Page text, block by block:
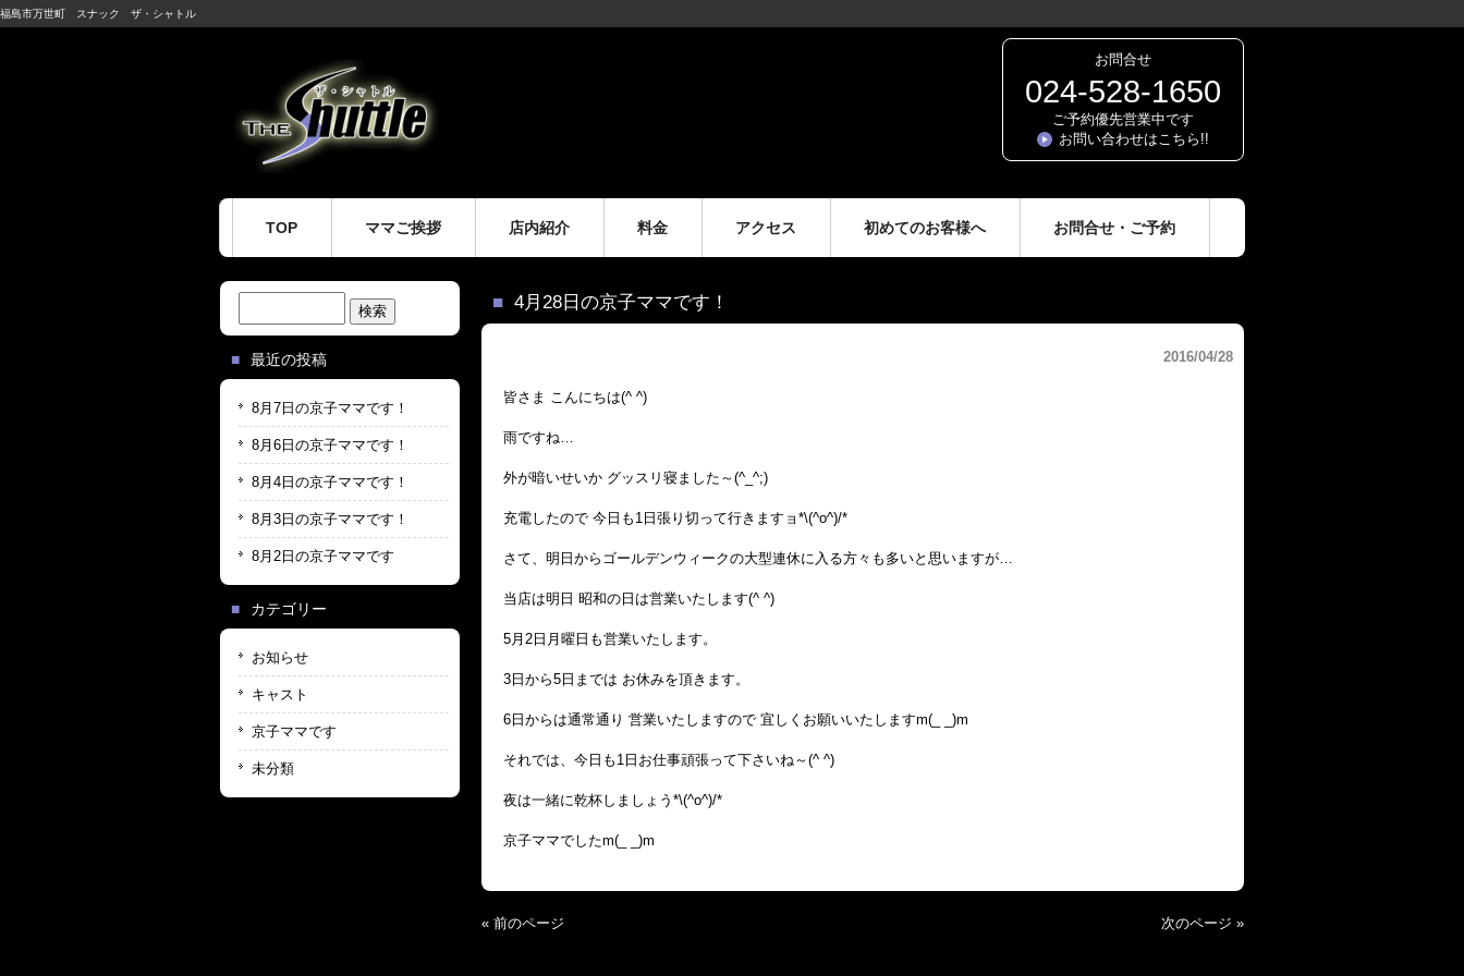
福島市万世町 スナック ザ・シャトル
お問合せ
024-528-1650
ご予約優先営業中です
お問い合わせはこちら!!
TOP ママご挨拶 店内紹介 料金 アクセス 初めてのお客様へ お問合せ・ご予約
4月28日の京子ママです！
2016/04/28
皆さま こんにちは(^ ^)
雨ですね…
外が暗いせいか グッスリ寝ました～(^_^;)
充電したので 今日も1日張り切って行きますョ*\(^o^)/*
さて、明日からゴールデンウィークの大型連休に入る方々も多いと思いますが…
当店は明日 昭和の日は営業いたします(^ ^)
5月2日月曜日も営業いたします。
3日から5日までは お休みを頂きます。
6日からは通常通り 営業いたしますので 宜しくお願いいたしますm(_ _)m
それでは、今日も1日お仕事頑張って下さいね～(^ ^)
夜は一緒に乾杯しましょう*\(^o^)/*
京子ママでしたm(_ _)m
« 前のページ 次のページ »
索:
最近の投稿
8月7日の京子ママです！
8月6日の京子ママです！
8月4日の京子ママです！
8月3日の京子ママです！
8月2日の京子ママです
カテゴリー
お知らせ
キャスト
京子ママです
未分類